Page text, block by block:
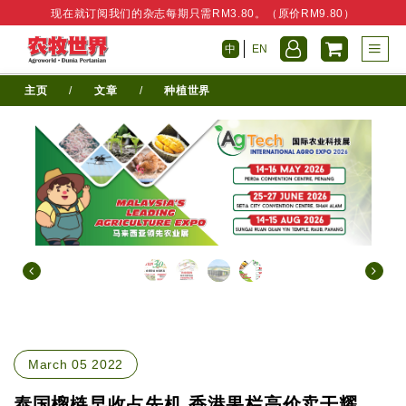
现在就订阅我们的杂志每期只需RM3.80。（原价RM9.80）
中 EN
主页 / 文章 / 种植世界
March 05 2022